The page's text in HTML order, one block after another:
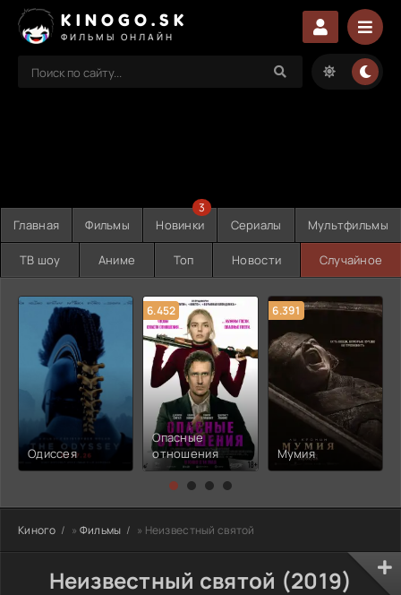
KINOGO.SK
ФИЛЬМЫ ОНЛАЙН
Главная Фильмы Новинки
3
Сериалы Мультфильмы
ТВ шоу Аниме Топ Новости Случайное
Одиссея
6.452
Опасные
отношения
6.391
Мумия
Киного » Фильмы » Неизвестный святой
Неизвестный святой (2019)